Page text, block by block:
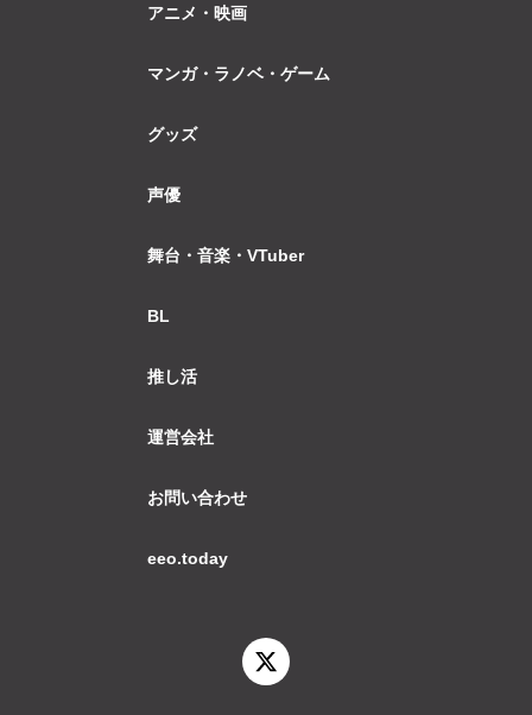
アニメ・映画
マンガ・ラノベ・ゲーム
グッズ
声優
舞台・音楽・VTuber
BL
推し活
運営会社
お問い合わせ
eeo.today